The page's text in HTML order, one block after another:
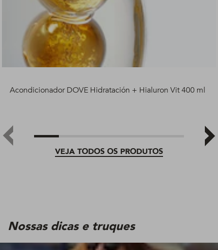
VEJA TODOS OS PRODUTOS
Acondicionador DOVE Hidratación + Hialuron Vit 400 ml
Nossas dicas e truques